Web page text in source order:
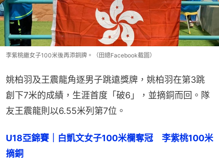
李紫桃繼女子100米後再添銅牌。（田總Facebook截圖）
姚柏羽及王震龍角逐男子跳遠獎牌，姚柏羽在第3跳
創下7米的成績，生涯首度「破6」，並摘銅而回。隊
友王震龍則以6.55米列第7位。
U18亞錦賽｜白凱文女子100米欄奪冠　李紫桃100米
摘銅